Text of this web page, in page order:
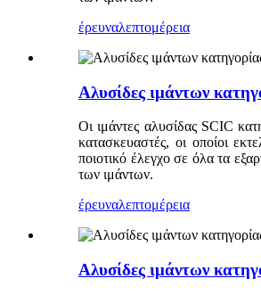
έρευναλεπτομέρεια
Αλυσίδες ιμάντων
Οι ιμάντες αλυσίδας SCIC
κατασκευαστές, οι οποίοι
ποιοτικό έλεγχο σε όλα τα
των ιμάντων.
έρευναλεπτομέρεια
Αλυσίδες ιμάντων